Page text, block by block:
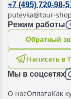
Режим работы
+7 (495) 720-98-
putevka@tour-
Написать в
Oбратный
Мы в соцсетях
О насОплатаКак